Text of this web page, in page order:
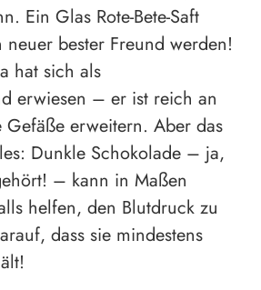
Ein Glas Rote-Bete-Saft
bester Freund werden!
hat sich als
erwiesen – er ist reich an
erweitern. Aber das
Dunkle Schokolade – ja,
– kann in Maßen
helfen, den Blutdruck zu
dass sie mindestens